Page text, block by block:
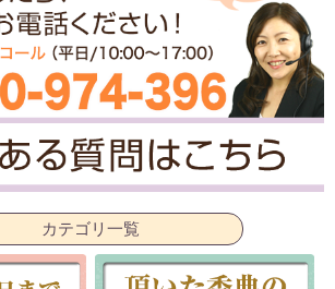
カテゴリ一覧